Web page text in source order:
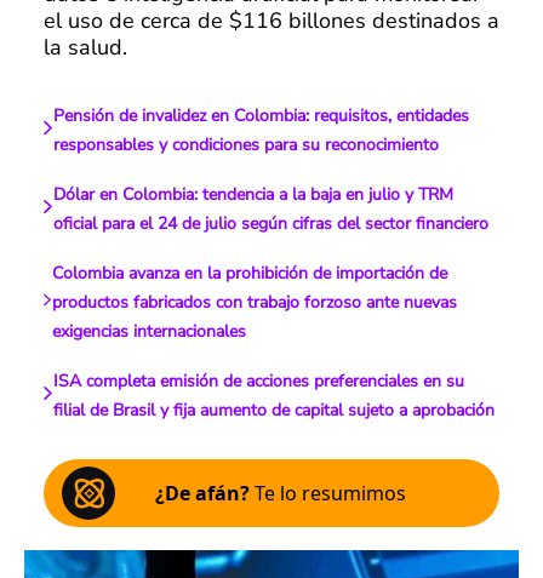
el uso de cerca de $116 billones destinados a
la salud.
Pensión de invalidez en Colombia: requisitos, entidades
responsables y condiciones para su reconocimiento
Dólar en Colombia: tendencia a la baja en julio y TRM
oficial para el 24 de julio según cifras del sector financiero
Colombia avanza en la prohibición de importación de
productos fabricados con trabajo forzoso ante nuevas
exigencias internacionales
ISA completa emisión de acciones preferenciales en su
filial de Brasil y fija aumento de capital sujeto a aprobación
¿De afán?Te lo resumimos